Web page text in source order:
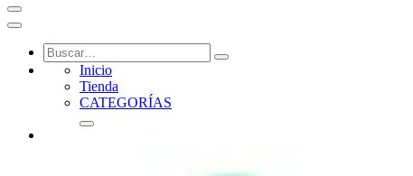
Inicio
Tienda
CATEGORÍAS